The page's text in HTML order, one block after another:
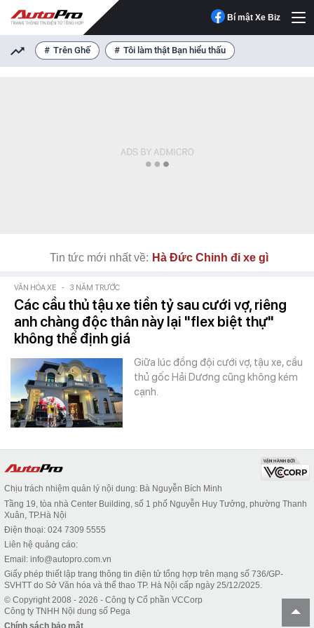
Bí mật Xe Biz
Trên Ghế Tôi làm thật Bạn hiểu thấu
Tin tức mới nhất về: Hà Đức Chinh đi xe gì
VĂN HÓA XE - 3 NĂM TRƯỚC
Các cầu thủ tậu xe tiền tỷ sau cưới vợ, riêng
anh chàng độc thân này lại "flex biệt thự"
không thể định giá
Giữa lúc đồng đội cưới vợ, tậu xe, cầu
thủ gốc Hải Dương cũng không kém
cạnh.
Chịu trách nhiệm quản lý nội dung: Bà Nguyễn Bích Minh
Tầng 19, tòa nhà Center Building, số 1 phố Nguyễn Huy Tưởng, phường Thanh
Xuân, TP.Hà Nội
Điện thoại: 024 7309 5555
Liên hệ quảng cáo:
Email: info@autopro.com.vn
Giấy phép thiết lập trang thông tin điện tử tổng hợp trên mạng số 736/GP-
SVHTT do Sở Văn hóa và thể thao TP. Hà Nội cấp ngày 25/12/2025.
© Copyright 2008 - 2026 - Công ty Cổ phần VCCorp
Công ty TNHH Nội dung số Pega
Chính sách bảo mật